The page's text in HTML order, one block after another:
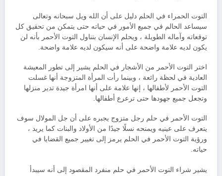
التوت الحمراء في الحلم دليل على أن الله ويل سبحانه وتعالى
سيساعد الحالم في جميع الأمور في حياته حتى يتمكن من تحقيق كل
توقعاته وآماله الطويلة ، ويحلم الإنسان بتناول التوت الأحمر بأنه لن
يكون لديه علامة واضحة على أنه سيكون لديه علامة واضحة.
اختر التوت الأحمر من الأشجار في الحلم يشير إلى تطور المعيشة
العادية في لحظة رائعة ، وبينما رأت المرأة المتزوجة أنها غسلت
التوت الأحمر لأطفالها ، إنها علامة على أنها امرأة جيدة تدير منزلها
وتجعل جميع جهودها حتى ترعرع أطفالها.
التوت الأحمر في حلم رجل متزوج يجبره على أن جل المولال سوف
يتعرف على عينيه ويمنحه نسلًا جيدًا من الأولاد والبنات كما يريد ،
ورؤية التوت الأحمر في الحلم يرمز إلى تغيير جميع القضايا في
حياته.
يشير شراء التوت الأحمر في حلم منفرد المقصود إلى أنه سيبدأ